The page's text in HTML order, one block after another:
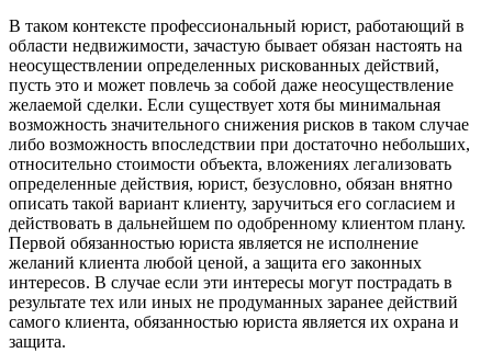
В таком контексте профессиональный юрист, работающий в
области недвижимости, зачастую бывает обязан настоять на
неосуществлении определенных рискованных действий,
пусть это и может повлечь за собой даже неосуществление
желаемой сделки. Если существует хотя бы минимальная
возможность значительного снижения рисков в таком случае
либо возможность впоследствии при достаточно небольших,
относительно стоимости объекта, вложениях легализовать
определенные действия, юрист, безусловно, обязан внятно
описать такой вариант клиенту, заручиться его согласием и
действовать в дальнейшем по одобренному клиентом плану.
Первой обязанностью юриста является не исполнение
желаний клиента любой ценой, а защита его законных
интересов. В случае если эти интересы могут пострадать в
результате тех или иных не продуманных заранее действий
самого клиента, обязанностью юриста является их охрана и
защита.